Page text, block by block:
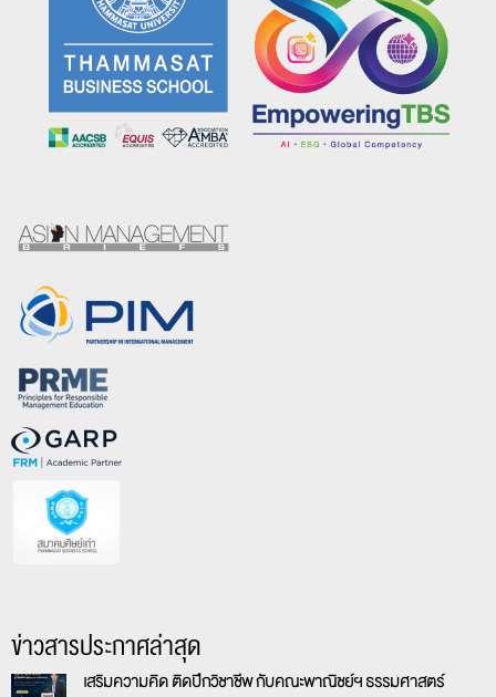
ข่าวสารประกาศล่าสุด
เสริมความคิด ติดปีกวิชาชีพ กับคณะพาณิชย์ฯ ธรรมศาสตร์